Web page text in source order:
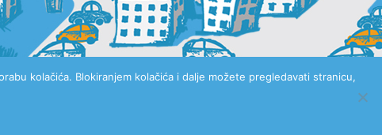
kolačića. Blokiranjem kolačića i dalje možete pregledavati stranicu,